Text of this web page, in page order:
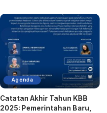
Agenda
Catatan Akhir Tahun KBB
2025: Pemerintahan Baru,